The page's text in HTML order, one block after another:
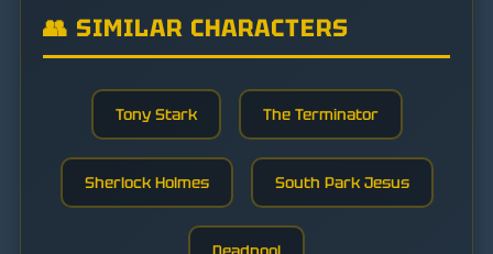
👥 SIMILAR CHARACTERS
Tony Stark The Terminator
Sherlock Holmes South Park Jesus